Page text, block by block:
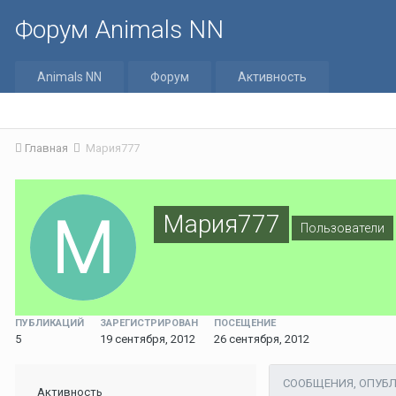
Форум Animals NN
Animals NN Форум Активность
Главная Мария777
Мария777 Пользователи
ПУБЛИКАЦИЙ
5
ЗАРЕГИСТРИРОВАН
19 сентября, 2012
ПОСЕЩЕНИЕ
26 сентября, 2012
Активность
СООБЩЕНИЯ,